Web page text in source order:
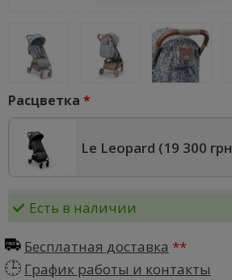
Расцветка
Le Leopard (19 300 грн
Есть в наличии
Бесплатная доставка
График работы и контакты